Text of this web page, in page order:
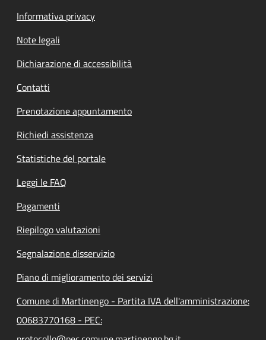
Informativa privacy
Note legali
Dichiarazione di accessibilità
Contatti
Prenotazione appuntamento
Richiedi assistenza
Statistiche del portale
Leggi le FAQ
Pagamenti
Riepilogo valutazioni
Segnalazione disservizio
Piano di miglioramento dei servizi
Comune di Martinengo - Partita IVA dell'amministrazione:
00683770168 - PEC: